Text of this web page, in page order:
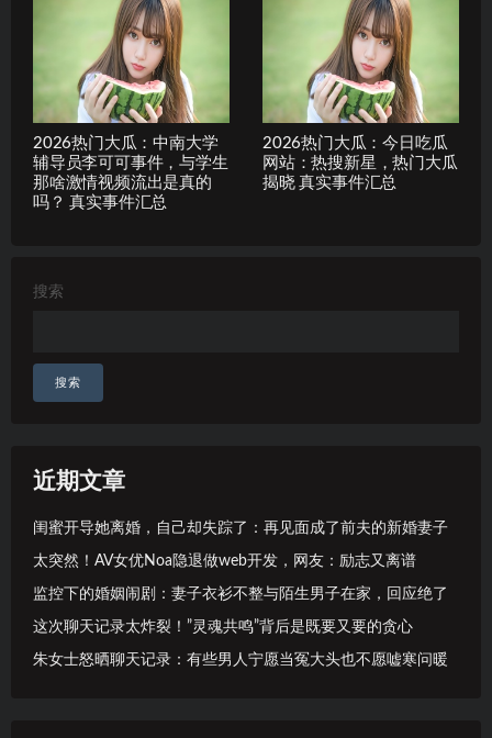
2026热门大瓜：中南大学
辅导员李可可事件，与学生
那啥激情视频流出是真的
吗？ 真实事件汇总
2026热门大瓜：今日吃瓜
网站：热搜新星，热门大瓜
揭晓 真实事件汇总
搜索
搜索
近期文章
闺蜜开导她离婚，自己却失踪了：再见面成了前夫的新婚妻子
太突然！AV女优Noa隐退做web开发，网友：励志又离谱
监控下的婚姻闹剧：妻子衣衫不整与陌生男子在家，回应绝了
这次聊天记录太炸裂！”灵魂共鸣”背后是既要又要的贪心
朱女士怒晒聊天记录：有些男人宁愿当冤大头也不愿嘘寒问暖